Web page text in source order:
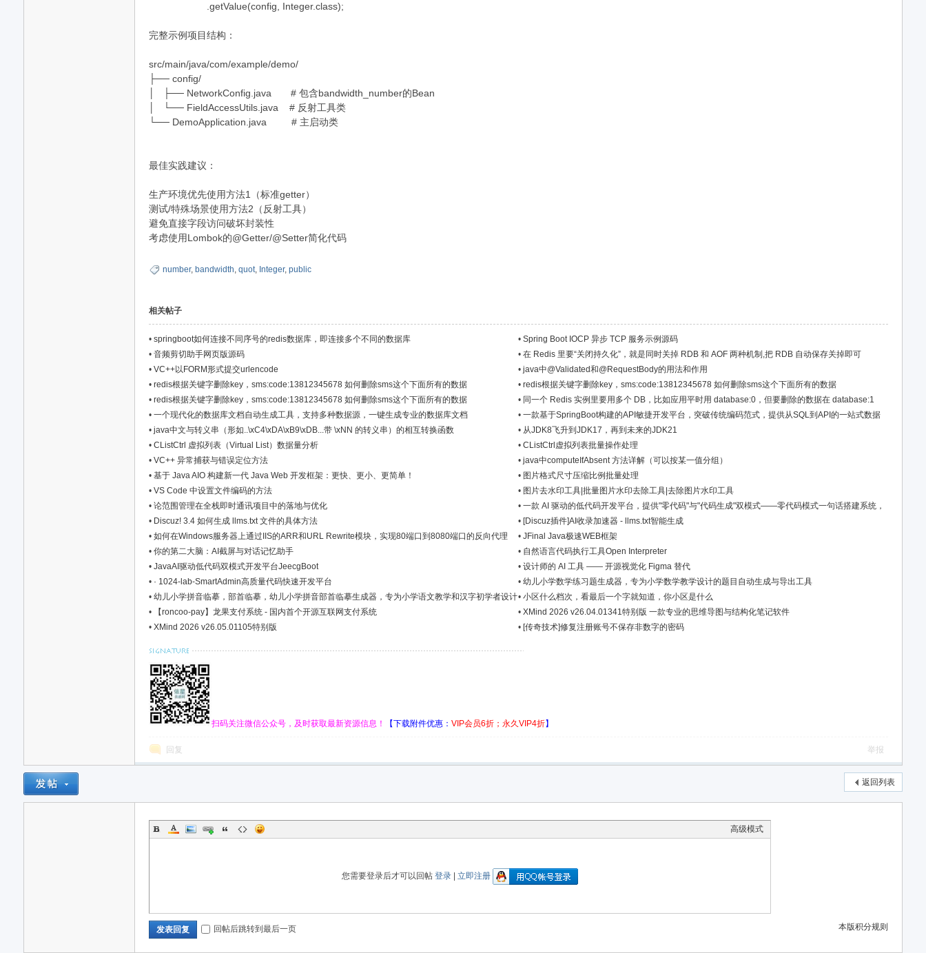
网
.getValue(config, Integer.class);
完整示例项目结构：
src/main/java/com/example/demo/
├── config/
│ ├── NetworkConfig.java # 包含bandwidth_number的Bean
│ └── FieldAccessUtils.java # 反射工具类
└── DemoApplication.java # 主启动类
最佳实践建议：
生产环境优先使用方法1（标准getter）
测试/特殊场景使用方法2（反射工具）
避免直接字段访问破坏封装性
考虑使用Lombok的@Getter/@Setter简化代码
number, bandwidth, quot, Integer, public
相关帖子
• springboot如何连接不同序号的redis数据库，即连接多个不同的数据库 •Spring Boot IOCP 异步 TCP 服务示例源码
• 音频剪切助手网页版源码 •在 Redis 里要“关闭持久化”，就是同时关掉 RDB 和 AOF 两种机制,把 RDB 自动保存关掉即可
• VC++以FORM形式提交urlencode •java中@Validated和@RequestBody的用法和作用
• redis根据关键字删除key，sms:code:13812345678 如何删除sms这个下面所有的数据 •redis根据关键字删除key，sms:code:13812345678 如何删除sms这个下面所有的数据
• redis根据关键字删除key，sms:code:13812345678 如何删除sms这个下面所有的数据 • 同一个 Redis 实例里要用多个 DB，比如应用平时用 database:0，但要删除的数据在 database:1
• 一个现代化的数据库文档自动生成工具，支持多种数据源，一键生成专业的数据库文档 •一款基于SpringBoot构建的API敏捷开发平台，突破传统编码范式，提供从SQL到API的一站式数据
服务能力
• java中文与转义串（形如..\xC4\xDA\xB9\xDB...带 \xNN 的转义串）的相互转换函数 • 从JDK8飞升到JDK17，再到未来的JDK21
• CListCtrl 虚拟列表（Virtual List）数据量分析 •CListCtrl虚拟列表批量操作处理
• VC++ 异常捕获与错误定位方法 •java中computeIfAbsent 方法详解（可以按某一值分组）
• 基于 Java AIO 构建新一代 Java Web 开发框架：更快、更小、更简单！ • 图片格式尺寸压缩比例批量处理
• VS Code 中设置文件编码的方法 • 图片去水印工具|批量图片水印去除工具|去除图片水印工具
• 论范围管理在全栈即时通讯项目中的落地与优化 •一款 AI 驱动的低代码开发平台，提供"零代码"与"代码生成"双模式——零代码模式一句话搭建系统，
代码生成模式自动输出前后端代码与建表 SQL，生成即可运行
• Discuz! 3.4 如何生成 llms.txt 文件的具体方法 • [Discuz插件]AI收录加速器 - llms.txt智能生成
• 如何在Windows服务器上通过IIS的ARR和URL Rewrite模块，实现80端口到8080端口的反向代理 •JFinal Java极速WEB框架
• 你的第二大脑：AI截屏与对话记忆助手 • 自然语言代码执行工具Open Interpreter
• JavaAI驱动低代码双模式开发平台JeecgBoot •设计师的 AI 工具 —— 开源视觉化 Figma 替代
• · 1024-lab-SmartAdmin高质量代码快速开发平台 •幼儿小学数学练习题生成器，专为小学数学教学设计的题目自动生成与导出工具
• 幼儿小学拼音临摹，部首临摹，幼儿小学拼音部首临摹生成器，专为小学语文教学和汉字初学者设计
的拼音与部首书写练习工具
•小区什么档次，看最后一个字就知道，你小区是什么
•
【roncoo-pay】龙果支付系统 - 国内首个开源互联网支付系统 •XMind 2026 v26.04.01341特别版 一款专业的思维导图与结构化笔记软件
• XMind 2026 v26.05.01105特别版 • [传奇技术]修复注册账号不保存非数字的密码
扫码关注微信公众号，及时获取最新资源信息！ 【下载附件优惠： VIP会员6折；永久VIP4折】
回复 举报
返回列表
高级模式
您需要登录后才可以回帖 登录| 立即注册
本版积分规则
发表回复 回帖后跳转到最后一页